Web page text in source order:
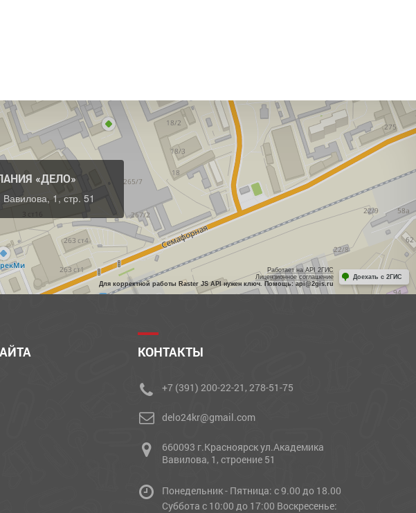
«ДЕЛО»
Вавилова, 1, стр. 51
Работает на API 2ГИС
Лицензионное соглашение
Для корректной работы Raster JS API нужен ключ. Помощь: api@2gis.ru
Доехать с 2ГИС
КОНТАКТЫ
+7 (391) 200-22-21, 278-51-75
delo24kr@gmail.com
660093 г.Красноярск ул.Академика
Вавилова, 1, строение 51
Понедельник - Пятница: с 9.00 до 18.00
Cуббота с 10:00 до 17:00 Воскресенье: